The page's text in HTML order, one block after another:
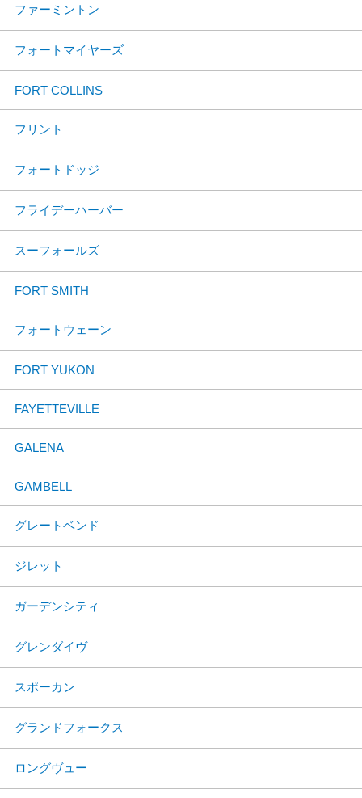
ファーミントン
フォートマイヤーズ
FORT COLLINS
フリント
フォートドッジ
フライデーハーバー
スーフォールズ
FORT SMITH
フォートウェーン
FORT YUKON
FAYETTEVILLE
GALENA
GAMBELL
グレートベンド
ジレット
ガーデンシティ
グレンダイヴ
スポーカン
グランドフォークス
ロングヴュー